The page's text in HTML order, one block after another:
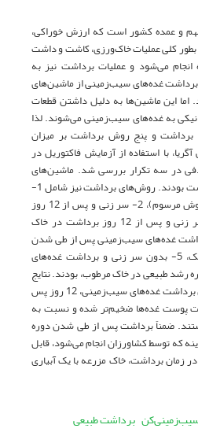
و عمده کشور است که ارزش خوراکی،
بطور کلی عملیات خاک‌ورزی، کاشت و داشت
می‌شود و عملیات برداشت نیز به
غده‌های سیب‌زمینی از ماشین‌های
این ماشین‌ها به دلیل داشتن قطعات
به غده‌های سیب‌زمینی می‌شوند. لذا
برداشت و پنج روش برداشت بر میزان
با استفاده از آزمایش فاکتوریل در
در سه تکرار بررسی شد. ماشین‌های
برداشت شامل گریمه و سبز دشت بودند. روش‌های برداشت نیز شامل 1-
سر زنی و بلافاصله برداشت (روش مرسوم)، 2- سر زنی و پس از 12 روز
برداشت در خاک خشک، 3- سر زنی و پس از 12 روز برداشت در خاک
و برداشت غده‌های سیب‌زمینی پس از طی شدن
دوره رشد طبیعی در خاک خشک، 5- بدون سر زنی و برداشت غده‌های
طبیعی در خاک مرطوب، بودند. نتایج
نشان داد که مناسب‌ترین روش برداشت غده‌های سیب‌زمینی، 12 روز پس
پوست غده‌ها ضخیم‌تر شده و نسبت به
ضمناً برداشت پس از طی شدن دوره
که توسط کشاورزان انجام می‌شود، قابل
زمان برداشت، خاک مزرعه با یک آبیاری
برداشت طبیعی